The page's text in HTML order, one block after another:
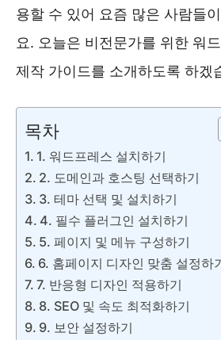
용할 수 있어 요즘 많은 사람들
요. 오늘은 비전문가를 위한 워
제작 가이드를 소개하도록 하겠
목차
1. 워드프레스 설치하기
2. 도메인과 호스팅 선택하기
3. 테마 선택 및 설치하기
4. 필수 플러그인 설치하기
5. 페이지 및 메뉴 구성하기
6. 홈페이지 디자인 맞춤 설정하
7. 반응형 디자인 적용하기
8. SEO 및 속도 최적화하기
9. 보안 설정하기